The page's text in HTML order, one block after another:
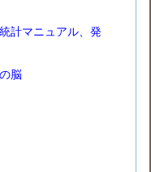
計マニュアル、発
脳